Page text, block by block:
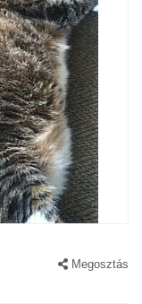
Megosztás